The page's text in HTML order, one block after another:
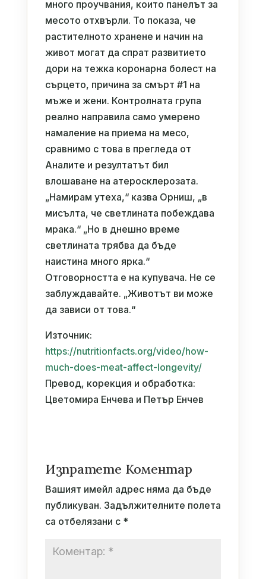
много проучвания, които панелът за
месото отхвърли. То показа, че
растителното хранене и начин на
живот могат да спрат развитието
дори на тежка коронарна болест на
сърцето, причина за смърт #1 на
мъже и жени. Контролната група
реално направила само умерено
намаление на приема на месо,
сравнимо с това в прегледа от
Аналите и резултатът бил
влошаване на атеросклерозата.
„Намирам утеха,“ казва Орниш, „в
мисълта, че светлината побеждава
мрака.“ „Но в днешно време
светлината трябва да бъде
наистина много ярка.“
Отговорността е на купувача. Не се
заблуждавайте. „Животът ви може
да зависи от това.“
Източник:
https://nutritionfacts.org/video/how-
much-does-meat-affect-longevity/
Превод, корекция и обработка:
Цветомира Енчева и Петър Енчев
Изпратете Коментар
Вашият имейл адрес няма да бъде
публикуван. Задължителните полета
са отбелязани с *